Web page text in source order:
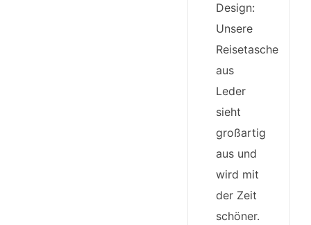
Design:
Unsere
Reisetasche
aus
Leder
sieht
großartig
aus und
wird mit
der Zeit
schöner.